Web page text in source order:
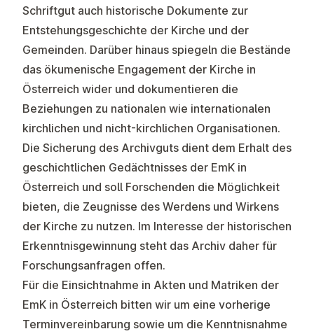
Schriftgut auch historische Dokumente zur
Entstehungsgeschichte der Kirche und der
Gemeinden. Darüber hinaus spiegeln die Bestände
das ökumenische Engagement der Kirche in
Österreich wider und dokumentieren die
Beziehungen zu nationalen wie internationalen
kirchlichen und nicht-kirchlichen Organisationen.
Die Sicherung des Archivguts dient dem Erhalt des
geschichtlichen Gedächtnisses der EmK in
Österreich und soll Forschenden die Möglichkeit
bieten, die Zeugnisse des Werdens und Wirkens
der Kirche zu nutzen. Im Interesse der historischen
Erkenntnisgewinnung steht das Archiv daher für
Forschungsanfragen offen.
Für die Einsichtnahme in Akten und Matriken der
EmK in Österreich bitten wir um eine vorherige
Terminvereinbarung sowie um die Kenntnisnahme